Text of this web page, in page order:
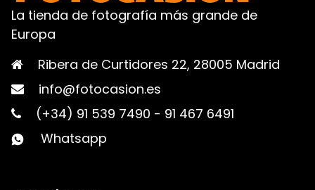
La tienda de fotografía más grande de
Europa
Ribera de Curtidores 22, 28005 Madrid
info@fotocasion.es
(+34) 91 539 7490 - 91 467 6491
Whatsapp